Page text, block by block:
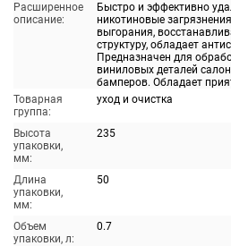
Расширенное
описание:
Быстро и эффективно
никотиновые
выгорания,
структуру, обладает
Предназначен для
виниловых деталей
бамперов. Обладает
Товарная
группа:
уход и очистка
Высота
упаковки,
мм:
235
Длина
упаковки,
мм:
50
Объем
упаковки, л:
0.7